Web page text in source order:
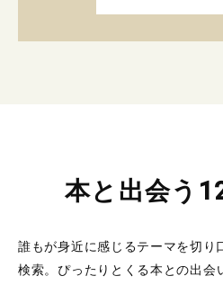
本と出会う
誰もが身近に感じるテーマを切り
検索。 ぴったりとくる本との出会